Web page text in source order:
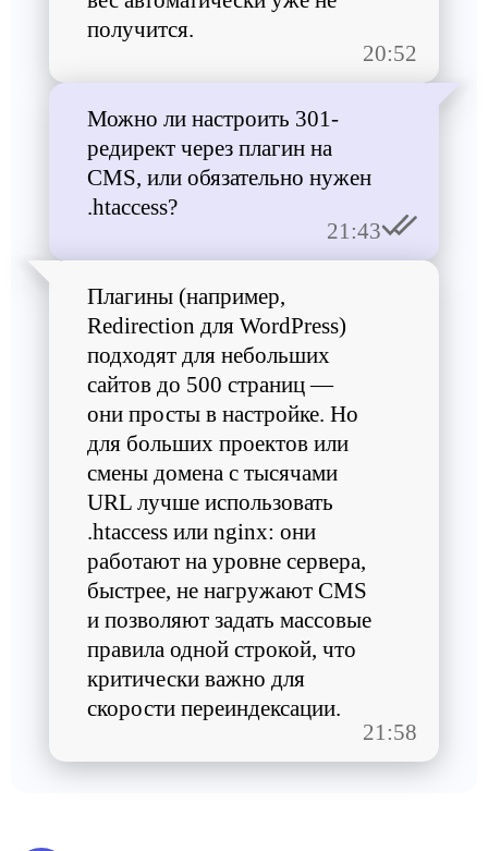
получится.
20:52
Можно ли настроить 301-
редирект через плагин на
CMS, или обязательно нужен
.htaccess?
21:43
Плагины (например,
Redirection для WordPress)
подходят для небольших
сайтов до 500 страниц —
они просты в настройке. Но
для больших проектов или
смены домена с тысячами
URL лучше использовать
.htaccess или nginx: они
работают на уровне сервера,
быстрее, не нагружают CMS
и позволяют задать массовые
правила одной строкой, что
критически важно для
скорости переиндексации.
21:58